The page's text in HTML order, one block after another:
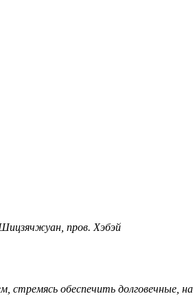
пров. Хэбэй
стремясь обеспечить долговечные,